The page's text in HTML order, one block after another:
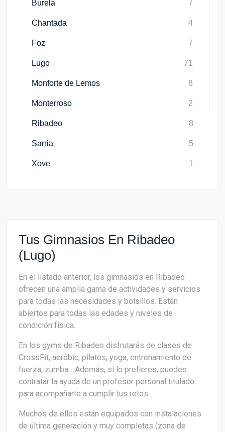
Burela 7
Chantada 4
Foz 7
Lugo 71
Monforte de Lemos 8
Monterroso 2
Ribadeo 8
Sarria 5
Xove 1
Tus Gimnasios En Ribadeo
(Lugo)
En el listado anterior, los gimnasios en Ribadeo
ofrecen una amplia gama de actividades y servicios
para todas las necesidades y bolsillos. Están
abiertos para todas las edades y niveles de
condición física.
En los gyms de Ribadeo disfrutarás de clases de
CrossFit, aeróbic, pilates, yoga, entrenamiento de
fuerza, zumba... Además, si lo prefieres, puedes
contratar la ayuda de un profesor personal titulado
para acompañarte a cumplir tus retos.
Muchos de ellos están equipados con instalaciones
de última generación y muy completas (zona de